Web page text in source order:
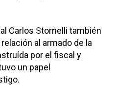
Carlos Stornelli también
al armado de la
por el fiscal y
un papel